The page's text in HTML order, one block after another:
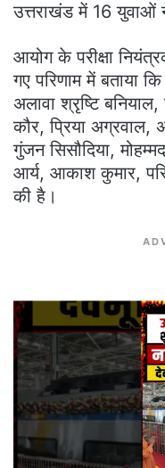
उत्तराखंड में 16 युवाओं
आयोग के परीक्षा
गए परिणाम में बताया
अलावा श्रृष्टि बनियाल,
कौर, प्रिया अग्रवाल,
गुंजन सिसौदिया,
आर्य, आकाश कुमार,
की है।